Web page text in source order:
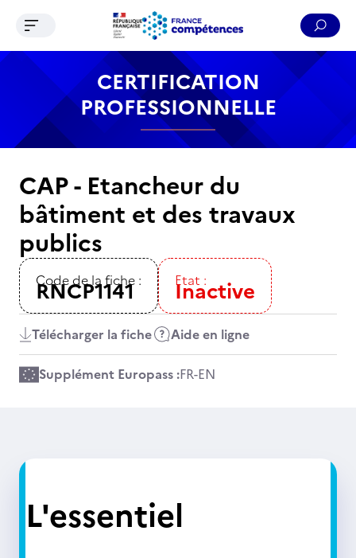
Contenu Recherche Menu Pied de page
Ouvrir le menu de navigation
CERTIFICATION
PROFESSIONNELLE
CAP - Etancheur du
bâtiment et des travaux
publics
Code de la fiche :
RNCP1141 Etat :
Inactive
Télécharger la fiche Aide en ligne
Supplément Europass :FR-EN
L'essentiel